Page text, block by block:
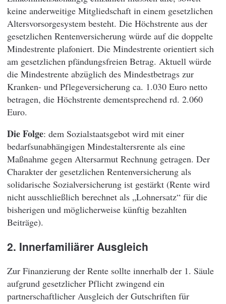
keine anderweitige Mitgliedschaft in einem gesetzlichen
Altersvorsorgesystem besteht. Die Höchstrente aus der
gesetzlichen Rentenversicherung würde auf die doppelte
Mindestrente plafoniert. Die Mindestrente orientiert sich
am gesetzlichen pfändungsfreien Betrag. Aktuell würde
die Mindestrente abzüglich des Mindestbetrags zur
Kranken- und Pflegeversicherung ca. 1.030 Euro netto
betragen, die Höchstrente dementsprechend rd. 2.060
Euro.
Die Folge: dem Sozialstaatsgebot wird mit einer
bedarfsunabhängigen Mindestaltersrente als eine
Maßnahme gegen Altersarmut Rechnung getragen. Der
Charakter der gesetzlichen Rentenversicherung als
solidarische Sozialversicherung ist gestärkt (Rente wird
nicht ausschließlich berechnet als „Lohnersatz“ für die
bisherigen und möglicherweise künftig bezahlten
Beiträge).
2. Innerfamiliärer Ausgleich
Zur Finanzierung der Rente sollte innerhalb der 1. Säule
aufgrund gesetzlicher Pflicht zwingend ein
partnerschaftlicher Ausgleich der Gutschriften für